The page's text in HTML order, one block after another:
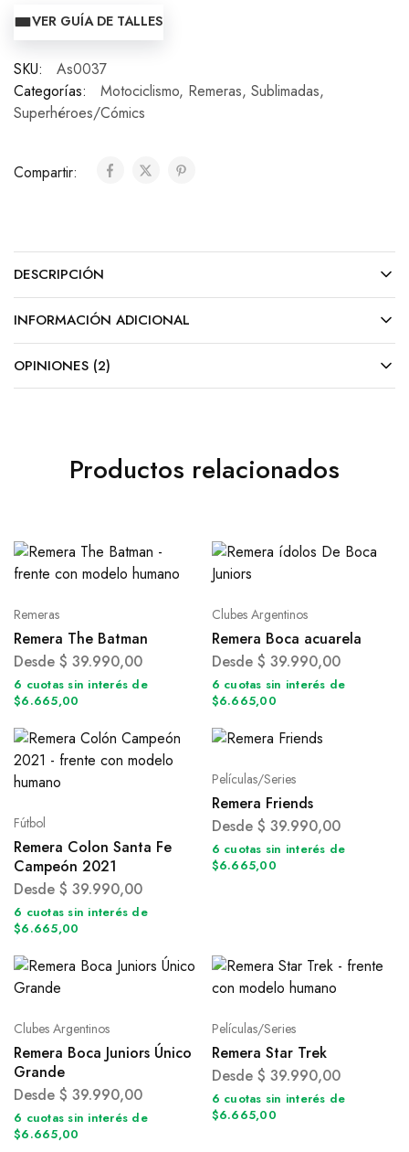
VER GUÍA DE TALLES
SKU:
As0037
Categorías:
Motociclismo, Remeras, Sublimadas,
Superhéroes/Cómics
Compartir:
DESCRIPCIÓN
INFORMACIÓN ADICIONAL
OPINIONES (2)
Productos relacionados
Remeras
Remera The Batman
Desde $ 39.990,00
6 cuotas sin interés de
$6.665,00
Clubes Argentinos
Remera Boca acuarela
Desde $ 39.990,00
6 cuotas sin interés de
$6.665,00
Fútbol
Remera Colon Santa Fe
Campeón 2021
Desde $ 39.990,00
6 cuotas sin interés de
$6.665,00
Películas/Series
Remera Friends
Desde $ 39.990,00
6 cuotas sin interés de
$6.665,00
Clubes Argentinos
Remera Boca Juniors Único
Grande
Desde $ 39.990,00
6 cuotas sin interés de
$6.665,00
Películas/Series
Remera Star Trek
Desde $ 39.990,00
6 cuotas sin interés de
$6.665,00